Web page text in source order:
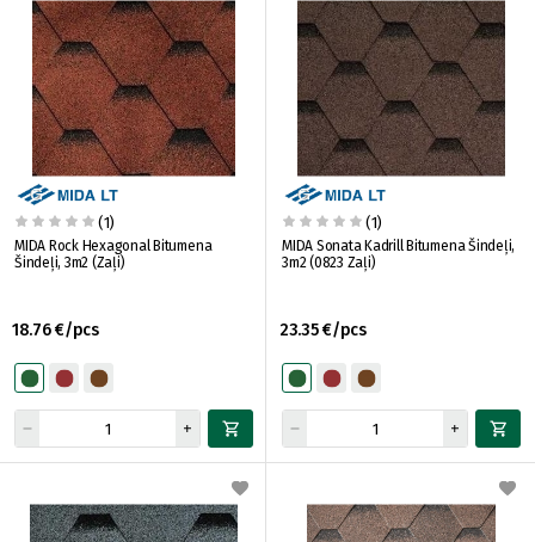
(1)
MIDA Rock Hexagonal Bitumena
Šindeļi, 3m2 (Zaļi)
18.76 €/pcs
(1)
MIDA Sonata Kadrill Bitumena Šindeļi,
3m2 (0823 Zaļi)
23.35 €/pcs